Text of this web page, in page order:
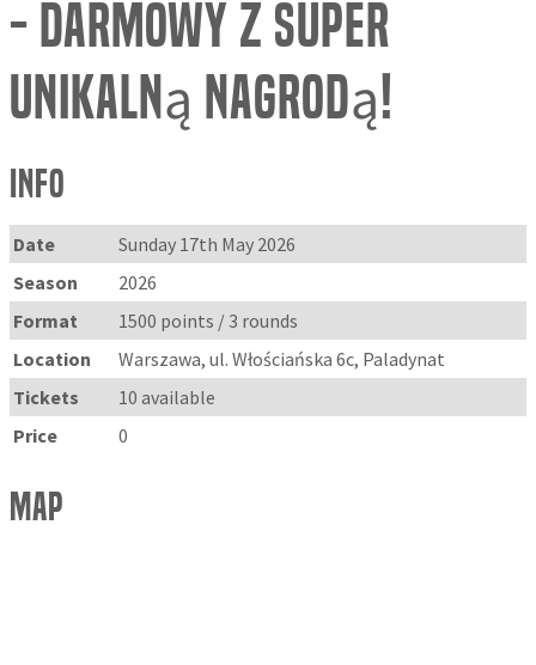
- Darmowy z super
Unikalną Nagrodą!
Info
Date
Sunday 17th May 2026
Season
2026
Format
1500 points / 3 rounds
Location
Warszawa, ul. Włościańska 6c, Paladynat
Tickets
10 available
Price
0
Map